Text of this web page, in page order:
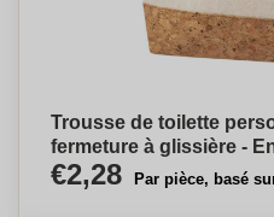
Trousse de toilette
fermeture à glissière -
€2,28 Par pièce, basé